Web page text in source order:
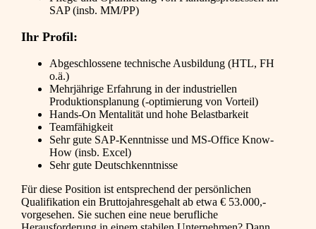
SAP (insb. MM/PP)
Ihr Profil:
Abgeschlossene technische Ausbildung (HTL, FH
o.ä.)
Mehrjährige Erfahrung in der industriellen
Produktionsplanung (-optimierung von Vorteil)
Hands-On Mentalität und hohe Belastbarkeit
Teamfähigkeit
Sehr gute SAP-Kenntnisse und MS-Office Know-
How (insb. Excel)
Sehr gute Deutschkenntnisse
Für diese Position ist entsprechend der persönlichen
Qualifikation ein Bruttojahresgehalt ab etwa € 53.000,-
vorgesehen. Sie suchen eine neue berufliche